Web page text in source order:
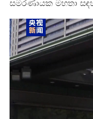
සමරණායක මහතා